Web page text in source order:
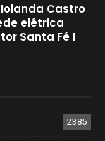
Castro
elétrica
Santa Fé I
2385